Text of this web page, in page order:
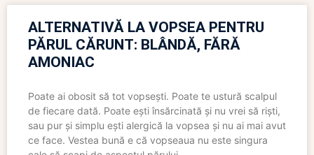
ALTERNATIVĂ LA VOPSEA PENTRU
PĂRUL CĂRUNT: BLÂNDĂ, FĂRĂ
AMONIAC
Poate ai obosit să tot vopsești. Poate te ustură scalpul
de fiecare dată. Poate ești însărcinată și nu vrei să riști,
sau pur și simplu ești alergică la vopsea și nu ai mai avut
ce face. Vestea bună e că vopseaua nu este singura